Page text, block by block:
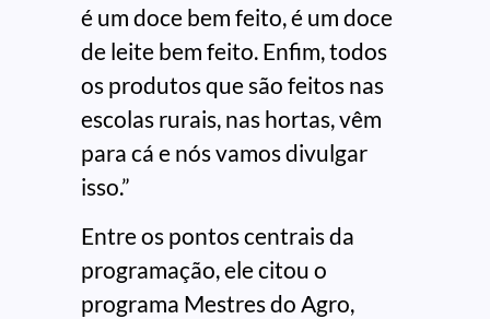
é um doce bem feito, é um doce
de leite bem feito. Enfim, todos
os produtos que são feitos nas
escolas rurais, nas hortas, vêm
para cá e nós vamos divulgar
isso.”
Entre os pontos centrais da
programação, ele citou o
programa Mestres do Agro,